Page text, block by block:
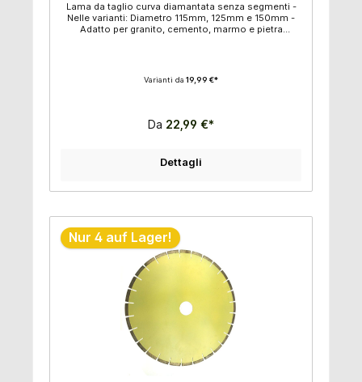
Lama da taglio curva diamantata senza segmenti -
Nelle varianti: Diametro 115mm, 125mm e 150mm -
Adatto per granito, cemento, marmo e pietra
22,2mm
Varianti da 19,99 €*
Da 22,99 €*
Dettagli
Nur 4 auf Lager!